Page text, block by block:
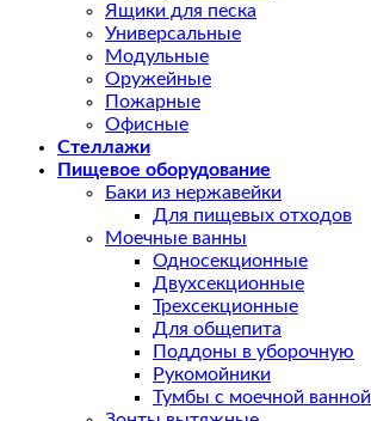
Ящики для песка
Универсальные
Модульные
Оружейные
Пожарные
Офисные
Стеллажи
Пищевое оборудование
Баки из нержавейки
Для пищевых отходов
Моечные ванны
Односекционные
Двухсекционные
Трехсекционные
Для общепита
Поддоны в уборочную
Рукомойники
Тумбы с моечной ванной